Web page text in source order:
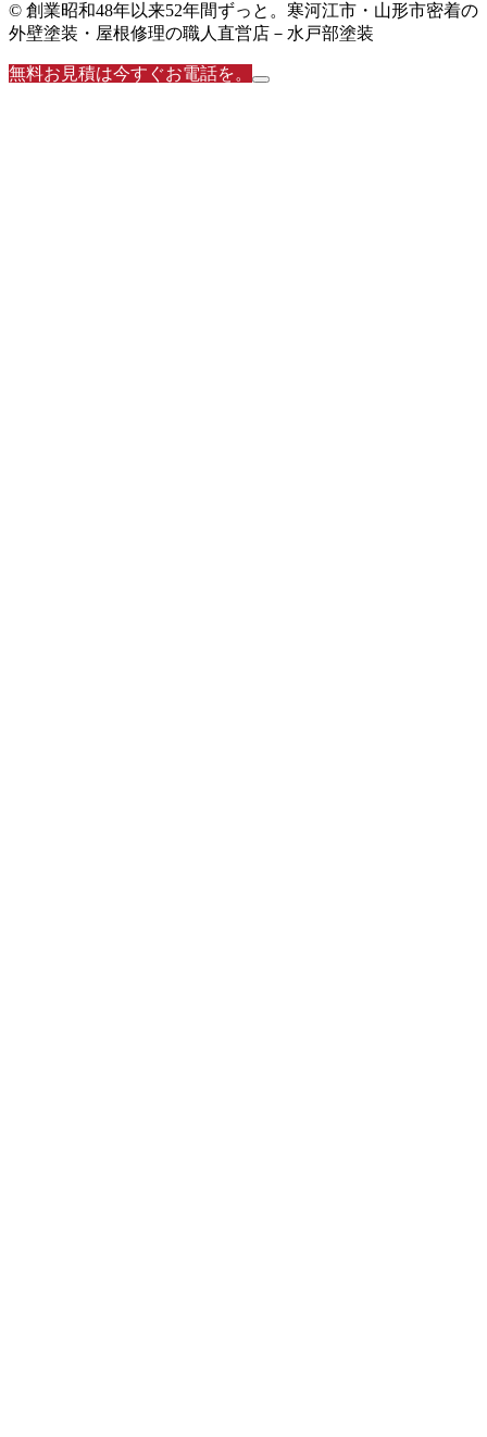
© 創業昭和48年以来52年間ずっと。寒河江市・山形市密着の
外壁塗装・屋根修理の職人直営店－水戸部塗装
無料お見積は今すぐお電話を。